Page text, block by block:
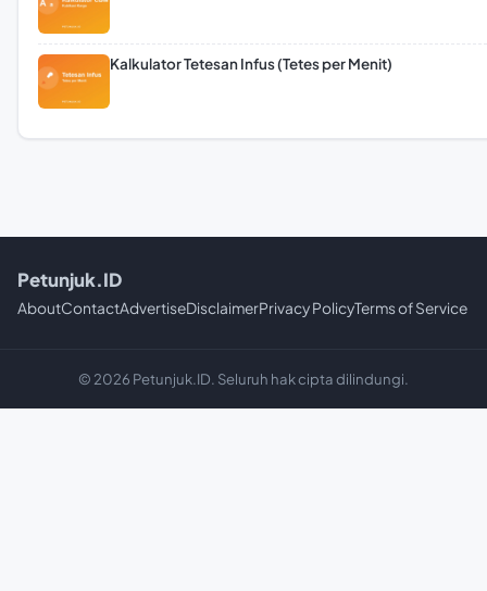
Kalkulator Tetesan Infus (Tetes per Menit)
Petunjuk.ID
AboutContactAdvertiseDisclaimerPrivacy PolicyTerms of Service
© 2026 Petunjuk.ID. Seluruh hak cipta dilindungi.